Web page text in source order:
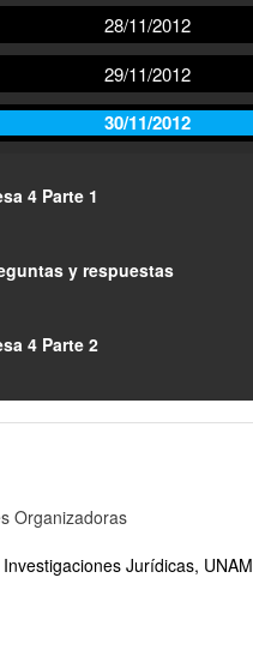
28/11/2012
29/11/2012
30/11/2012
4 Parte 1
y respuestas
4 Parte 2
Organizadoras
Jurídicas, UNAM